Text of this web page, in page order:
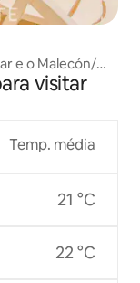
e o Malecón/Wi-
visitar
Temp. média
21 °C
22 °C